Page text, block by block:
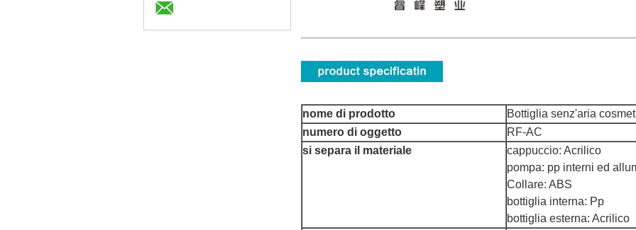
nome di prodotto
Bottiglia senz'aria
numero di oggetto
RF-AC
si separa il materiale
cappuccio: Acrilico
pompa: pp interni ed
Collare: ABS
bottiglia interna: Pp
bottiglia esterna: Acrilico